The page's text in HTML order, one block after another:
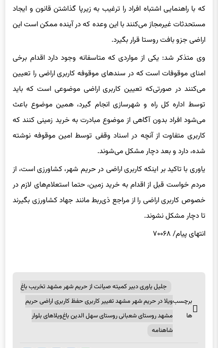
که با راهنمایی اشتباه افراد را ترغیب به زیرپا گذاشتن قانون و ایجاد
مستحدثات غیرمجاز می‌کنند با این وعده که در آینده ممکن است این
اراضی جزو بافت روستا قرار بگیرد.
وی متذکر شد: یکی از مواردی که متاسفانه وجود دارد اقدام برخی
امنای موقوفات است که در سندهای موقوفه کاربری اراضی را تعیین
می‌کنند در صورتی‌که تعیین کاربری اراضی موضوعی است که باید
توسط اداره کل راه و شهرسازی انجام گیرد، همین موضوع باعث
می‌شود افراد بدون آگاهی از موضوع مبادرت به خرید زمینی کنند که
کاربری متفاوت از آنچه در اسناد وقفی توسط امین موقوفه نوشته
شده، دارد و بعد دچار مشکل می‌شوند.
یاوری با تاکید بر اینکه کاربری اراضی در حریم شهر، کشاورزی است، از
مردم خواست قبل از اقدام به خرید زمین، حتما استعلام‌های لازم در
خصوص کاربری اراضی را از مراجع ذی‌ربط مانند جهاد کشاورزی بگیرند
تا دچار مشکل نشوند.
انتهای پیام/ ۷۰۰۶۸
برچسب
ها
جلیل یاوری دبیر کمیته صیانت از حریم شهر مشهد تخریب باغ
ویلا در حریم شهر مشهد تغییر کاربری حفظ کاربری اراضی حریم
مشهد روستای شعبانی روستای سهل الدین باغ‌ویلاهای بلوار
شاهنامه